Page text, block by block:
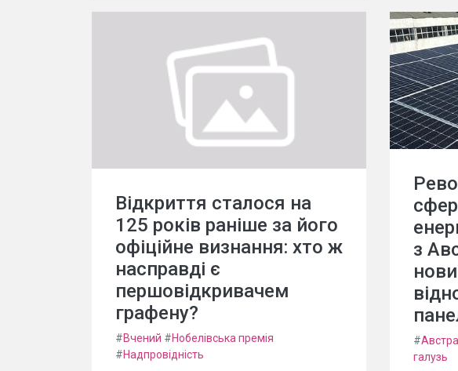
Відкриття сталося на
125 років раніше за його
офіційне визнання: хто ж
насправді є
першовідкривачем
графену?
#Вчений #Нобелівська премія
#Надпровідність
з
#
галузь